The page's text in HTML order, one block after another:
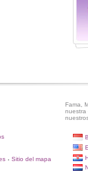
Fama,
nuestra
• Sitio del mapa